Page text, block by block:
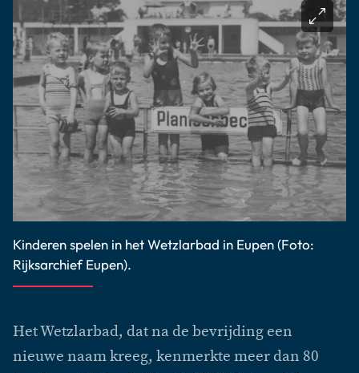
Kinderen spelen in het Wetzlarbad in Eupen (Foto:
Rijksarchief Eupen).
Het Wetzlarbad, dat na de bevrijding een
nieuwe naam kreeg, kenmerkte meer dan 80